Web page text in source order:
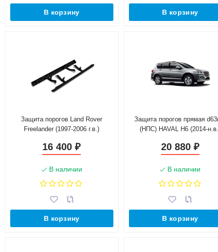
В корзину В корзину
Защита порогов Land Rover
Freelander (1997-2006 г.в.)
16 400₽
В наличии
В корзину
Защита порогов прямая
(НПС) HAVAL H6 (2014-
20 880 ₽
В наличии
В корзину